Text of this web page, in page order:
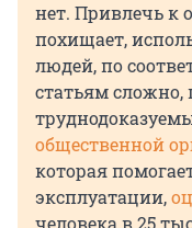
нет. Привлечь к
похищает,
людей, по
статьям сложно,
общественной
которая
эксплуатации,
человека в 25